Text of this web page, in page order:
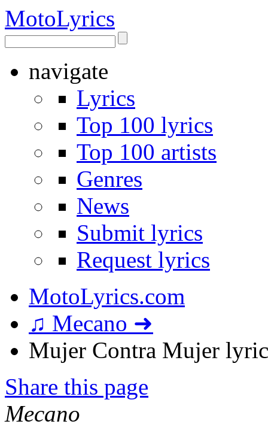
MotoLyrics
navigate
Lyrics
Top 100 lyrics
Top 100 artists
Genres
News
Submit lyrics
Request lyrics
MotoLyrics.com
♫ Mecano ➜
Mujer Contra Mujer
Share this page
Mecano